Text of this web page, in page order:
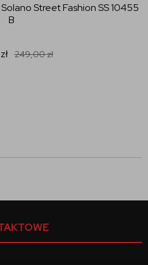
Street Fashion SS 10455
B
zł 249,00zł